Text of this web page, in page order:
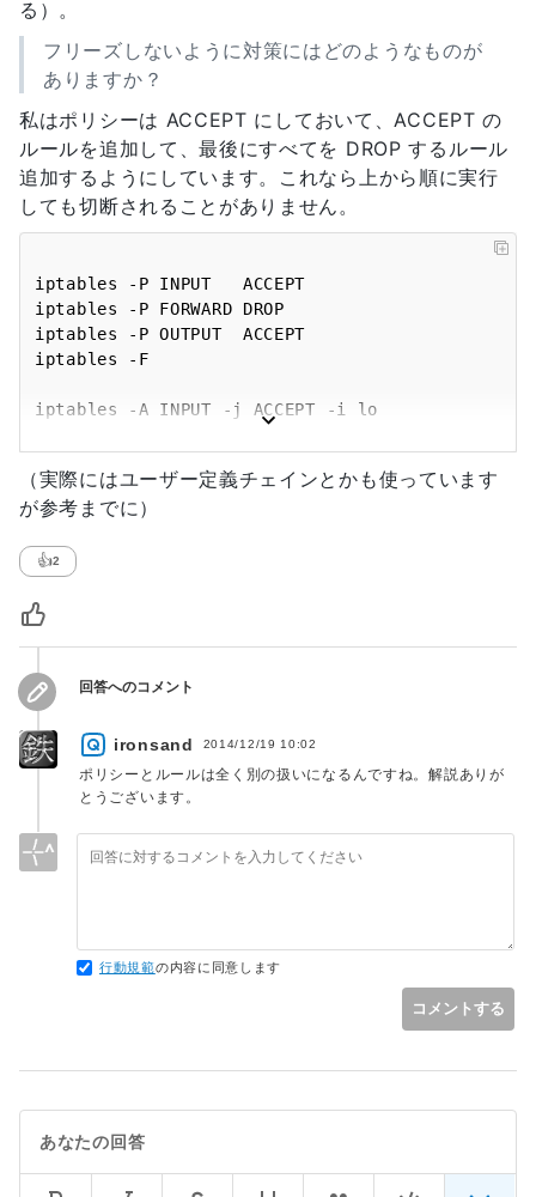
る）。
フリーズしないように対策にはどのようなものが
ありますか？
私はポリシーは ACCEPT にしておいて、ACCEPT の
ルールを追加して、最後にすべてを DROP するルール
追加するようにしています。これなら上から順に実行
しても切断されることがありません。
iptables -P INPUT   ACCEPT
iptables -P FORWARD DROP
iptables -P OUTPUT  ACCEPT
iptables -F
iptables -A INPUT -j ACCEPT -i lo
:
（実際にはユーザー定義チェインとかも使っています
が参考までに）
👍2
回答へのコメント
ironsand 2014/12/19 10:02
ポリシーとルールは全く別の扱いになるんですね。解説ありが
とうございます。
行動規範の内容に同意します
コメントする
あなたの回答